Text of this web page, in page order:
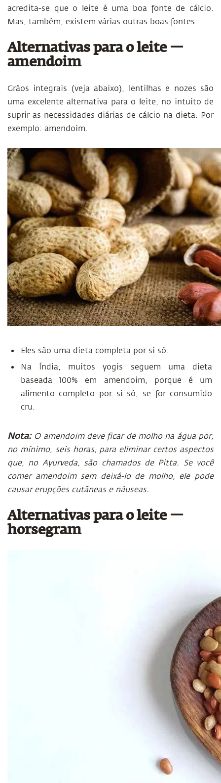
acredita-se que o leite é uma boa fonte de cálcio.
Mas, também, existem várias outras boas fontes.
Alternativas para o leite —
amendoim
Grãos integrais (veja abaixo), lentilhas e nozes são
uma excelente alternativa para o leite, no intuito de
suprir as necessidades diárias de cálcio na dieta. Por
exemplo: amendoim.
Eles são uma dieta completa por si só.
Na Índia, muitos yogis seguem uma dieta
baseada 100% em amendoim, porque é um
alimento completo por si só, se for consumido
cru.
Nota:O amendoim deve ficar de molho na água por,
no mínimo, seis horas, para eliminar certos aspectos
que, no Ayurveda, são chamados de Pitta. Se você
comer amendoim sem deixá-lo de molho, ele pode
causar erupções cutâneas e náuseas.
Alternativas para o leite —
horsegram